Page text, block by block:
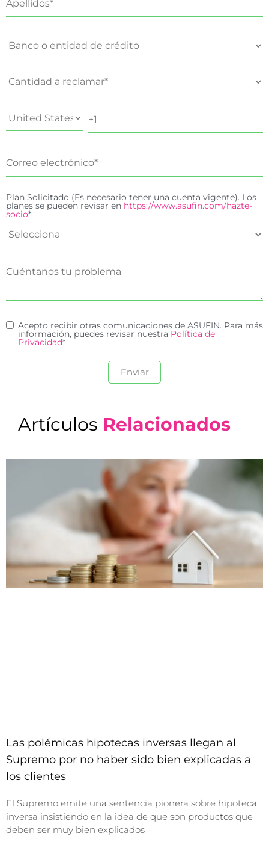
Plan Solicitado (Es necesario tener una cuenta vigente). Los
planes se pueden revisar en https://www.asufin.com/hazte-
socio*
Acepto recibir otras comunicaciones de ASUFIN. Para más
información, puedes revisar nuestra Política de
Privacidad*
Artículos Relacionados
Las polémicas hipotecas inversas llegan al
Supremo por no haber sido bien explicadas a
los clientes
El Supremo emite una sentencia pionera sobre hipoteca
inversa insistiendo en la idea de que son productos que
deben ser muy bien explicados